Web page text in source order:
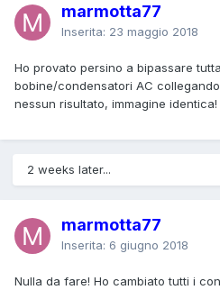
marmotta77
Inserita: 23 maggio 2018
Ho provato persino a bipassare
bobine/condensatori AC
nessun risultato, immagine identica!
2 weeks later...
marmotta77
Inserita: 6 giugno 2018
Nulla da fare! Ho cambiato tutti i